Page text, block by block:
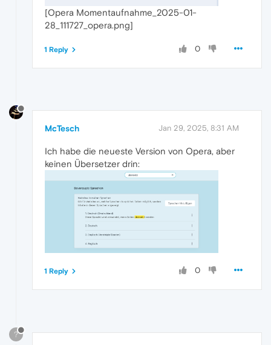
[Opera Momentaufnahme_2025-01-
28_111727_opera.png]
0
1 Reply
McTesch Jan 29, 2025, 8:31 AM
Ich habe die neueste Version von Opera, aber
keinen Übersetzer drin:
0
1 Reply
?